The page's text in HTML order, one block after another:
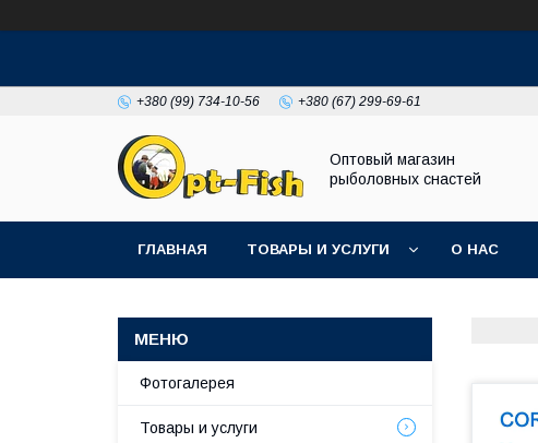
+380 (99) 734-10-56 +380 (67) 299-69-61
Оптовый магазин
рыболовных снастей
ГЛАВНАЯ ТОВАРЫ И УСЛУГИ О НАС
Фотогалерея
Товары и услуги